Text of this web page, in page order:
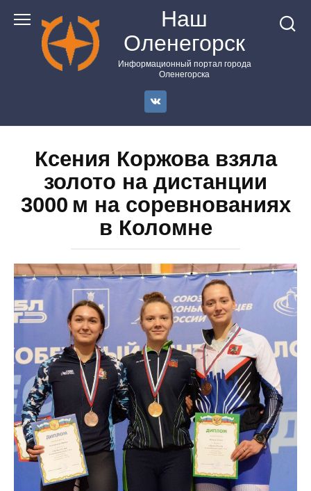
контенту
Наш
Оленегорск
Информационный портал города
Оленегорска
Ксения Коржова взяла
золото на дистанции
3000 м на соревнованиях
в Коломне